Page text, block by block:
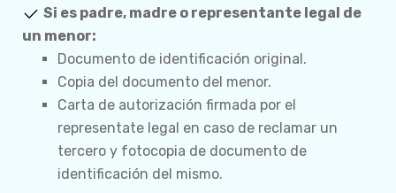
Si es padre, madre o representante legal de
un menor:
Documento de identificación original.
Copia del documento del menor.
Carta de autorización firmada por el
representate legal en caso de reclamar un
tercero y fotocopia de documento de
identificación del mismo.